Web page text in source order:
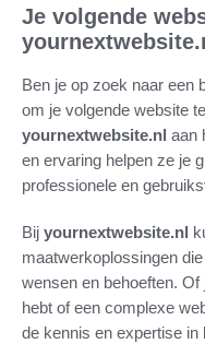
Je volgende
Ben je op zoek naar een
om je volgende website
yournextwebsite.nl aan
en ervaring helpen ze je
professionele en
Bij yournextwebsite.nl
maatwerkoplossingen
wensen en behoeften.
hebt of een complexe
de kennis en expertise